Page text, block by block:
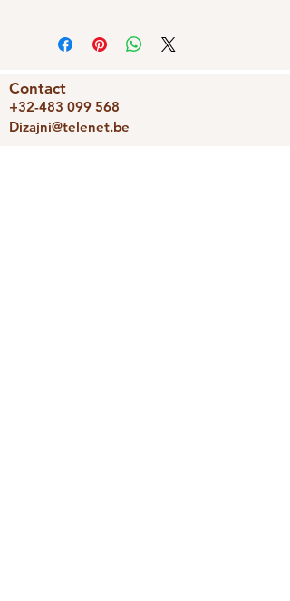
Sluiting: Vlinder
Contact
+32-483 099 568
Dizajni@telenet.be